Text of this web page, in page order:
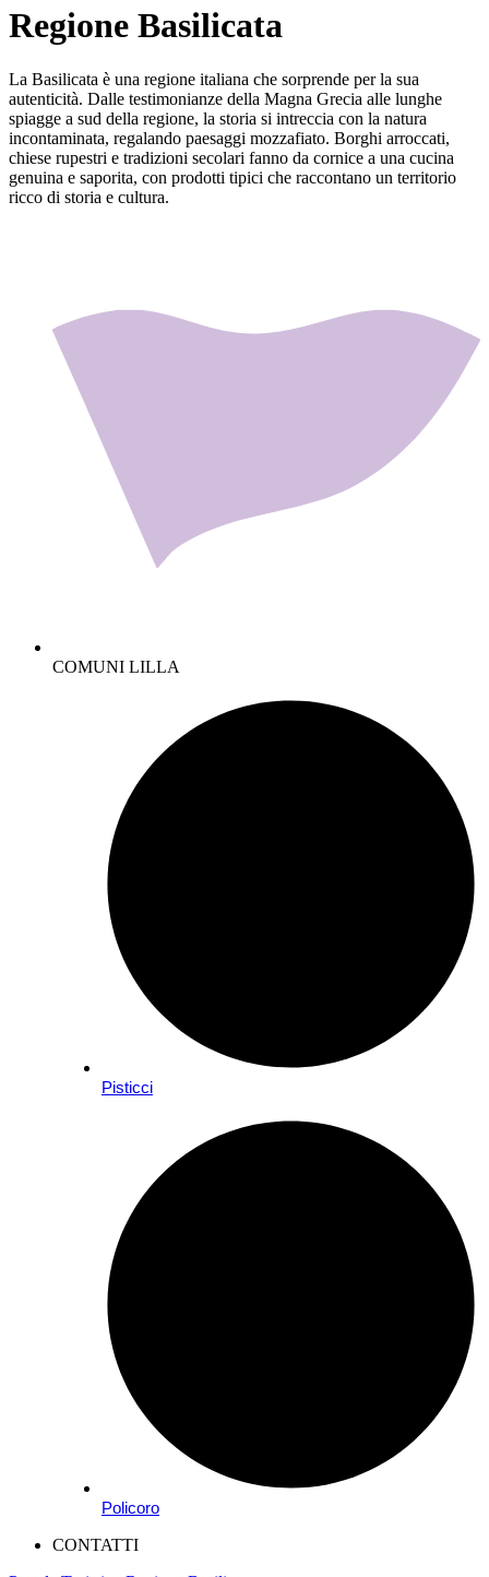
Regione Basilicata
La Basilicata è una regione italiana che sorprende per la sua
autenticità. Dalle testimonianze della Magna Grecia alle lunghe
spiagge a sud della regione, la storia si intreccia con la natura
incontaminata, regalando paesaggi mozzafiato. Borghi arroccati,
chiese rupestri e tradizioni secolari fanno da cornice a una cucina
genuina e saporita, con prodotti tipici che raccontano un territorio
ricco di storia e cultura.
COMUNI LILLA
Pisticci
Policoro
CONTATTI